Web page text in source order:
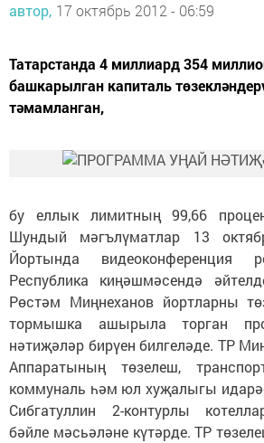
автор, 17 октябрь 2012 - 06:59
Татарстанда 4 миллиард 354
башкарылган капиталь
тәмамланган,
бу еллык лимитның 99,66
Шундый мәгълүматлар 13
Йортында видеоконференция
Республика киңәшмәсендә
Рөстәм Миңнеханов йортларны
тормышка ашырыла торган
нәтиҗәләр бирүен билгеләде. ТР
Аппаратының төзелеш,
коммуналь һәм юл хуҗалыгы
Сибгатуллин 2-контурлы
бәйле мәсьәләне күтәрде. ТР